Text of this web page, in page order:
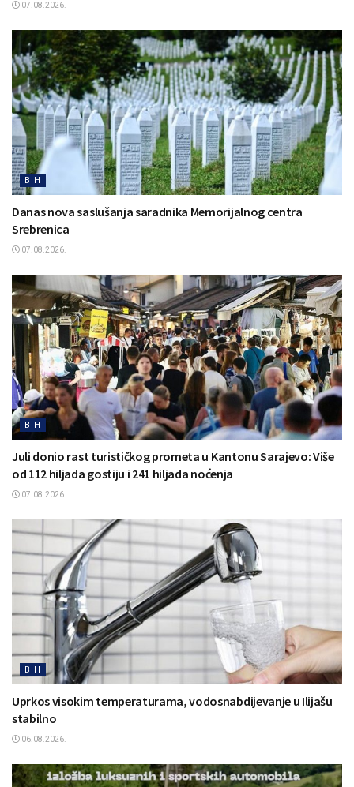
07.08.2026.
BIH
Danas nova saslušanja saradnika Memorijalnog centra
Srebrenica
07.08.2026.
BIH
Juli donio rast turističkog prometa u Kantonu Sarajevo: Više
od 112 hiljada gostiju i 241 hiljada noćenja
07.08.2026.
BIH
Uprkos visokim temperaturama, vodosnabdijevanje u Ilijašu
stabilno
06.08.2026.